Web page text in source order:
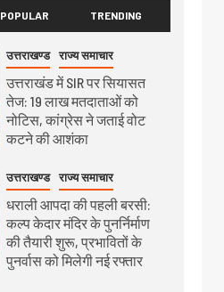
POPULAR TRENDING
उत्तराखण्ड राज्य समाचार
उत्तराखंड में SIR पर सियासत
तेज: 19 लाख मतदाताओं को
नोटिस, कांग्रेस ने जताई वोट
कटने की आशंका
उत्तराखण्ड राज्य समाचार
धराली आपदा की पहली बरसी:
कल्प केदार मंदिर के पुनर्निर्माण
की तैयारी शुरू, प्रभावितों के
पुनर्वास को मिलेगी नई रफ्तार